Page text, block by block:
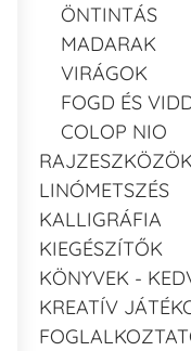
ÖNTINTÁS
MADARAK
VIRÁGOK
FOGD ÉS
COLOP NIO
RAJZESZKÖZÖK
LINÓMETSZÉS
KALLIGRÁFIA
KIEGÉSZÍTŐK
KÖNYVEK -
KREATÍV